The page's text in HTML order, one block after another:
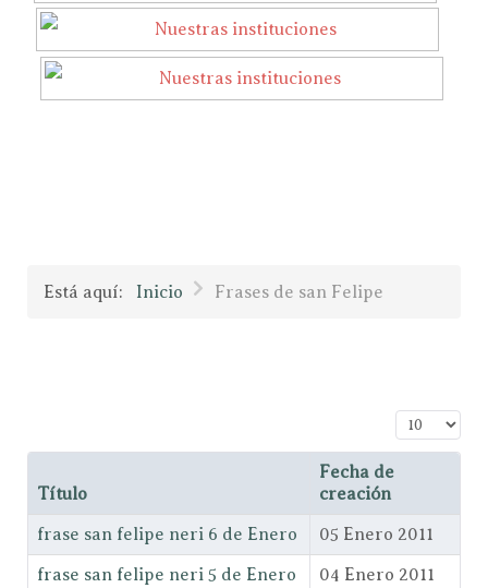
Está aquí: Inicio Frases de san Felipe
Cantidad
Título
Fecha de
creación
frase san felipe neri 6 de Enero 05 Enero 2011
frase san felipe neri 5 de Enero 04 Enero 2011